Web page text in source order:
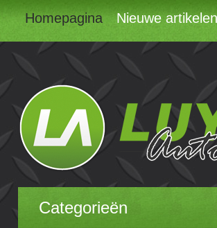
Homepagina Nieuwe artikelen
Categorieën